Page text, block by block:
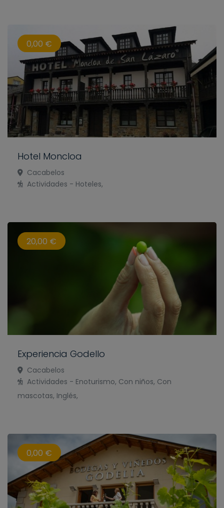
0,00 €
Hotel Moncloa
Cacabelos
Actividades - Hoteles,
20,00 €
Experiencia Godello
Cacabelos
Actividades - Enoturismo, Con niños, Con
mascotas, Inglés,
0,00 €